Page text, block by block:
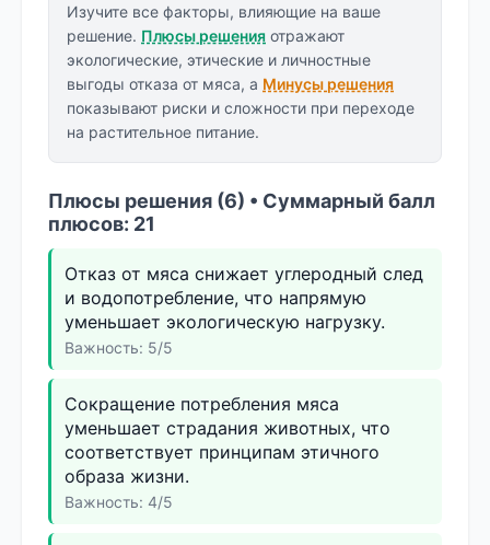
Изучите все факторы, влияющие на ваше
решение. Плюсы решения отражают
экологические, этические и личностные
выгоды отказа от мяса, а Минусы решения
показывают риски и сложности при переходе
на растительное питание.
Плюсы решения (6) • Суммарный балл
плюсов: 21
Отказ от мяса снижает углеродный след
и водопотребление, что напрямую
уменьшает экологическую нагрузку.
Важность: 5/5
Сокращение потребления мяса
уменьшает страдания животных, что
соответствует принципам этичного
образа жизни.
Важность: 4/5